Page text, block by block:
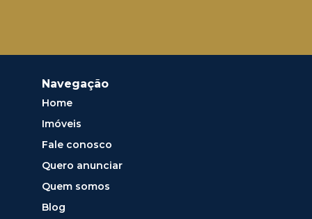
Navegação
Home
Imóveis
Fale conosco
Quero anunciar
Quem somos
Blog